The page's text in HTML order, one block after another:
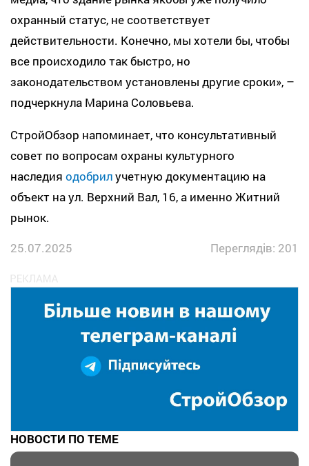
охранный статус, не соответствует
действительности. Конечно, мы хотели бы, чтобы
все происходило так быстро, но
законодательством установлены другие сроки», –
подчеркнула Марина Соловьева.
СтройОбзор напоминает, что консультативный
совет по вопросам охраны культурного
наследия одобрилучетную документацию на
объект на ул. Верхний Вал, 16, а именно Житний
рынок.
25.07.2025
Переглядів: 201
НОВОСТИ ПО ТЕМЕ